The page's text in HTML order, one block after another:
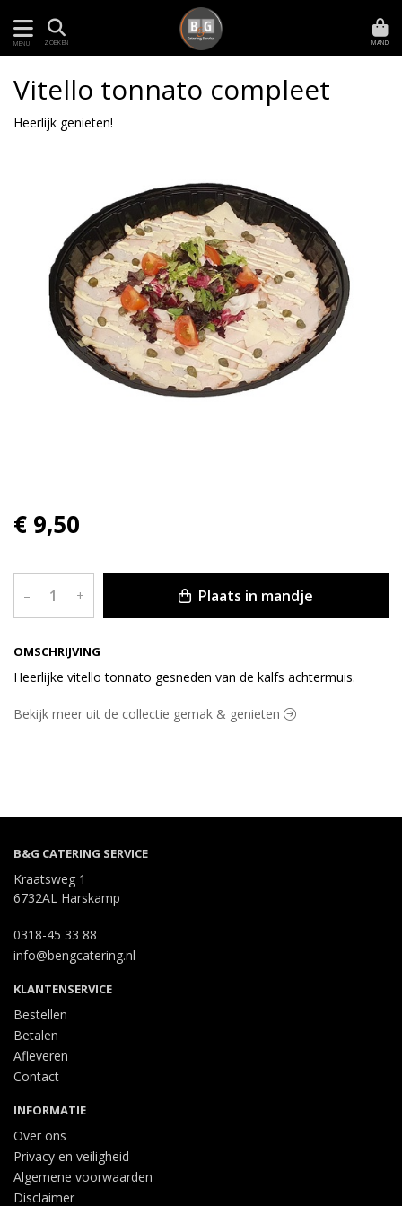
MENU ZOEKEN MAND
OMSCHRIJVING
Heerlijke vitello tonnato gesneden van de kalfs achtermuis.
Vitello tonnato compleet
Heerlijk genieten!
€ 9,50
– + Plaats in mandje
Bekijk meer uit de collectie gemak & genieten
B&G CATERING SERVICE
Kraatsweg 1
6732AL Harskamp
0318-45 33 88
info@bengcatering.nl
KLANTENSERVICE
Bestellen
Betalen
Afleveren
Contact
INFORMATIE
Over ons
Privacy en veiligheid
Algemene voorwaarden
Disclaimer